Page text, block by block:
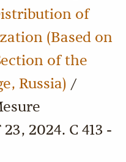
of
(Based on
of the
Russia) /
2024. С 413 -